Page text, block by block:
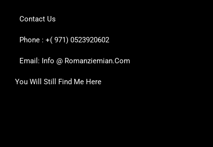
Contact Us
Phone : +( 971) 0523920602
Email: Info @ Romanziemian.Com
You Will Still Find Me Here